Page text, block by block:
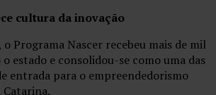
cultura da inovação
Programa Nascer recebeu mais de mil
estado e consolidou-se como uma das
entrada para o empreendedorismo